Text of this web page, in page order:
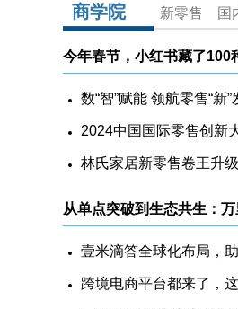
商学院 新零售 国
今年春节，小红书藏了100
数“智”赋能 领航零售“新”
林氏家居新零售卷王升级
壹米滴答全球化布局，
跨境电商平台都来了，